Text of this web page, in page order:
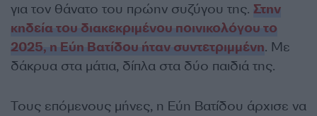
για τον θάνατο του πρώην συζύγου της. Στην
κηδεία του διακεκριμένου ποινικολόγου το
2025, η Εύη Βατίδου ήταν συντετριμμένη. Με
δάκρυα στα μάτια, δίπλα στα δύο παιδιά της.
Τους επόμενους μήνες, η Εύη Βατίδου άρχισε να